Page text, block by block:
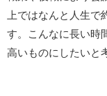
上ではなんと人生で
す。こんなに長い時
高いものにしたいと